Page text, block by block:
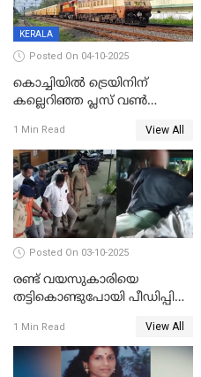
KERALA
Posted On 04-10-2025
കൊച്ചിയില്‍ ട്രെയിനിന്
കല്ലെറിഞ്ഞ പ്ലസ് വൺ
കല്ലേറിൽ അഗ്നിരക്ഷാസേന
ഉദ്യോഗസ്ഥന് പരിക്കേറ്റിരുന്നു
1 Min Read View All
Posted On 03-10-2025
രണ്ട് വയസുകാരിയെ
തട്ടികൊണ്ടുപോയി പീഡിപ്പിച്ച
1 Min Read View All